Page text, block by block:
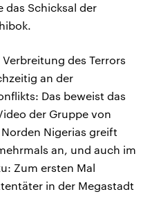
das Schicksal der
des Terrors
an der
Das beweist das
der Gruppe von
Nigerias greift
an, und auch im
Zum ersten Mal
in der Megastadt